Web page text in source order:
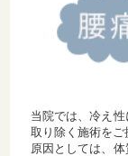
当院では、冷え
取り除く施術をご
原因としては、